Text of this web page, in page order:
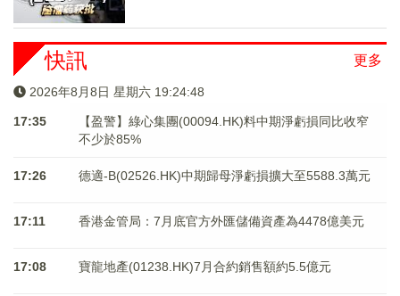
更多
快訊
2026年8月8日 星期六 19:24:48
17:35
【盈警】綠心集團(00094.HK)料中期淨虧損同比收窄
不少於85%
17:26 德適-B(02526.HK)中期歸母淨虧損擴大至5588.3萬元
17:11 香港金管局：7月底官方外匯儲備資產為4478億美元
17:08 寶龍地產(01238.HK)7月合約銷售額約5.5億元